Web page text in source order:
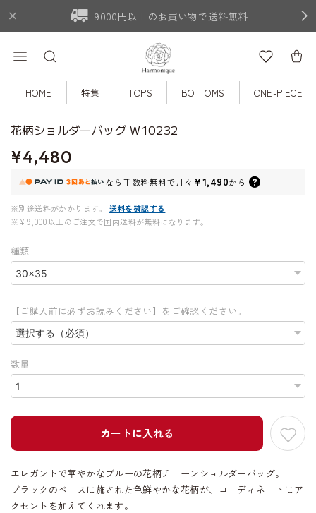
9000円以上のお買い物で送料無料
HOME 特集 TOPS BOTTOMS ONE-PIECE
花柄ショルダーバッグ W10232
¥4,480
なら 手数料無料で月々 ¥1,490から
※別途送料がかかります。
送料を確認する
※¥9,000以上のご注文で国内送料が無料になります。
種類
【ご購入前に必ずお読みください】をご確認ください。
数量
カートに入れる
エレガントで華やかなブルーの花柄チェーンショルダーバッグ。
ブラックのベースに施された色鮮やかな花柄が、コーディネートにア
クセントを加えてくれます。